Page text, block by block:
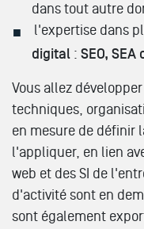
dans tout autre
l'expertise dans
digital : SEO,
Vous allez
techniques,
en mesure de définir
l'appliquer, en lien
web et des SI de
d'activité sont en
sont également